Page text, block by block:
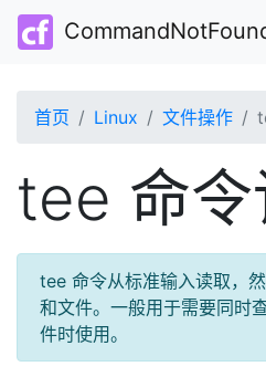
首页 Linux 文件操作
tee 命令
tee 命令从标准输入读取，
和文件。一般用于需要同时
件时使用。